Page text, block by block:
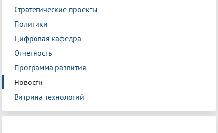
Стратегические проекты
Политики
Цифровая кафедра
Отчетность
Программа развития
Новости
Витрина технологий